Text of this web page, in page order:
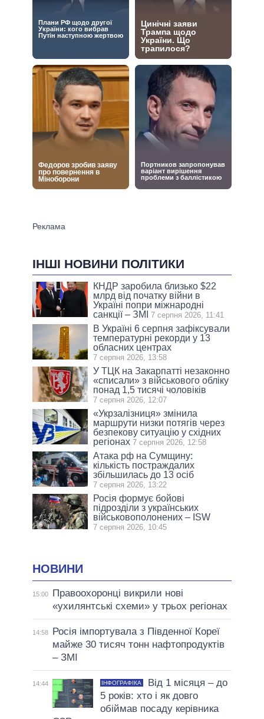
ІНШІ НОВИНИ ПОЛІТИКИ
КНДР заробила близько $22
млрд від початку війни в
Україні попри міжнародні
санкції – ЗМІ
7 серпня 2026, 11:41
В Україні 6 серпня зафіксували
температурні рекорди у 13
обласних центрах
7 серпня 2026, 13:58
У ТЦК на Закарпатті незаконно
«списали» з військового обліку
понад 1,5 тисячі чоловіків
7 серпня 2026, 12:07
«Укрзалізниця» змінила
маршрути низки потягів через
безпекову ситуацію у східних
регіонах 7 серпня 2026, 12:58
Атака рф на Сумщину:
кількість постраждалих
збільшилась до 13 осіб
7 серпня 2026, 13:22
Росія формує бойові
підрозділи з українських
військовополонених – ISW
7 серпня 2026, 10:45
НОВИНИ
15:00
Правоохоронці викрили нові
«ухилянтські схеми» у трьох регіонах
14:58
Росія імпортувала з Південної Кореї
майже 30 тисяч тонн нафтопродуктів
– ЗМІ
14:44 ІНФОГРАФІКА
Від 1 місяця – до
5 років: хто і як довго
обіймав посаду керівника